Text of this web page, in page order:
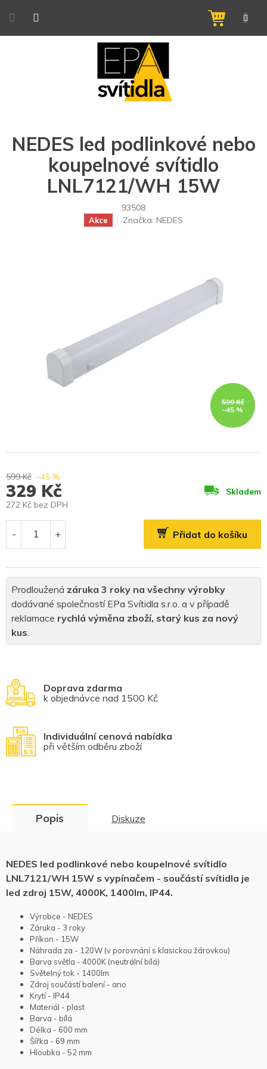
NÁKUPNÍ
KOŠÍK
NEDES led podlinkové nebo
koupelnové svítidlo
LNL7121/WH 15W
93508
Akce Značka: NEDES
599 Kč
–45 %
Doprava zdarma
k objednávce nad 1500 Kč
Individuální cenová nabídka
při větším odběru zboží
Prodloužená záruka 3 roky na všechny výrobky
dodávané společností EPa Svítidla s.r.o. a v případě
reklamace rychlá výměna zboží, starý kus za nový
kus.
599 Kč –45 %
329 Kč
272 Kč bez DPH
Skladem
Přidat do košíku
Popis Diskuze
NEDES led podlinkové nebo koupelnové svítidlo
LNL7121/WH 15W s vypínačem - součástí svítidla je
led zdroj 15W, 4000K, 1400lm, IP44.
Výrobce - NEDES
Záruka - 3 roky
Příkon - 15W
Náhrada za - 120W (v porovnání s klasickou žárovkou)
Barva světla - 4000K (neutrální bílá)
Světelný tok - 1400lm
Zdroj součástí balení - ano
Krytí - IP44
Materiál - plast
Barva - bílá
Délka - 600 mm
Šířka - 69 mm
Hloubka - 52 mm